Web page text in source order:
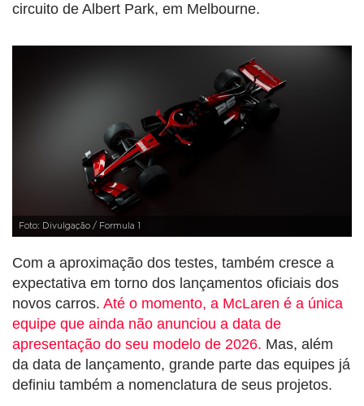
circuito de Albert Park, em Melbourne.
Foto: Divulgação / Formula 1
Com a aproximação dos testes, também cresce a
expectativa em torno dos lançamentos oficiais dos
novos carros. Até o momento, a McLaren é a única
equipe que ainda não anunciou a data de
apresentação do seu modelo de 2026. Mas, além
da data de lançamento, grande parte das equipes já
definiu também a nomenclatura de seus projetos.